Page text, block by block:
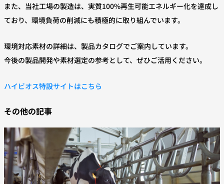
また、当社工場の製造は、実質100%再生可能エネルギー化を達成し
ており、環境負荷の削減にも積極的に取り組んでいます。
環境対応素材の詳細は、製品カタログでご案内しています。
今後の製品開発や素材選定の参考として、ぜひご活用ください。
ハイビオス特設サイトはこちら
その他の記事